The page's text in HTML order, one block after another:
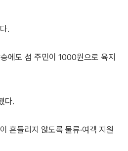
.
에도 섬 주민이 1000원으로 육지
다.
흔들리지 않도록 물류·여객 지원